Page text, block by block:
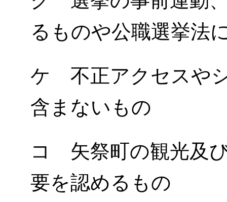
るものや公職選挙法
ケ 不正アクセスや
含まないもの
コ 矢祭町の観光及
要を認めるもの